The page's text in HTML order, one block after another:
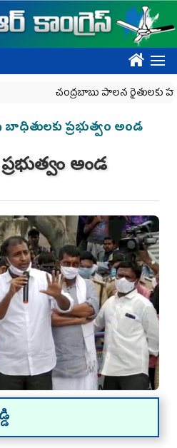
????
చంద్రబాబు పాలన రైతులకు హానికరం
బాధితులకు ప్రభుత్వం అండ
అండ